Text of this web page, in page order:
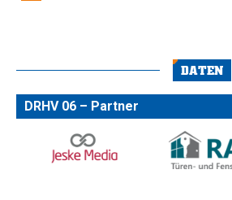
DATEN
DRHV 06 – Partner